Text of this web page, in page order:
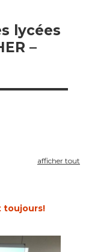
lycées
–
afficher tout
toujours!